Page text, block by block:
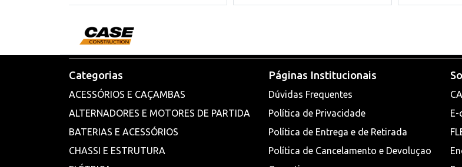
Categorias
ACESSÓRIOS E CAÇAMBAS
ALTERNADORES E MOTORES DE PARTIDA
BATERIAS E ACESSÓRIOS
CHASSI E ESTRUTURA
Páginas Institucionais
Dúvidas Frequentes
Política de Privacidade
Política de Entrega e de Retirada
Política de Cancelamento e Devoluçao